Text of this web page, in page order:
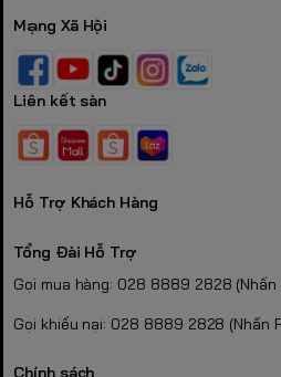
Mạng Xã Hội
Liên kết sàn
Hỗ Trợ Khách Hàng
Tổng Đài Hỗ Trợ
Gọi mua hàng: 028 8889 2828 (Nhấn
Gọi khiếu nại: 028 8889 2828 (Nhấn
Chính sách